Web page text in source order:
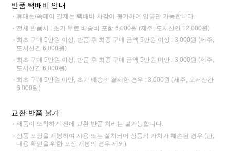
반품 택배비 안내
휴대폰/쓱페이 결제는 택배비 차감이 불가하여 입금만 가능합니다.
전체 반품시 : 초기 무료 배송비 포함 6,000원 (제주, 도서산간 12,000원)
최초 구매 5만원 이상, 반품 후 최종 구매 금액 5만원 이상 : 3,000원 (제주,
도서산간 6,000원)
최초 구매 5만원 이상, 반품 후 최종 구매 금액 5만원 미만 : 3,000원 (제주,
도서산간 6,000원)
최초 구매 5만원 미만, 초기 배송비 결제한 경우 : 3,000원 (제주, 도서산간
6,000원)
교환·반품 불가
제품이 도착하기 전에 교환·반품 처리는 불가능합니다.
상품 포장을 개봉하여 사용 또는 설치되어 상품의 가치가 훼손된 경우 (단,
내용 확인을 위한 포장 개봉의 경우 제외)